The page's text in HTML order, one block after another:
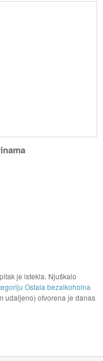
je istekla. Njuškalo
Ostala bezalkoholna
udaljeno) otvorena je danas